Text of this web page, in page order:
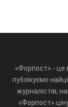
«Форпост» - це
публікуємо
журналістів,
«Форпост»